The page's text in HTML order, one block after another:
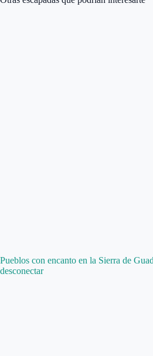
Pueblos con encanto en la Sierra de
desconectar